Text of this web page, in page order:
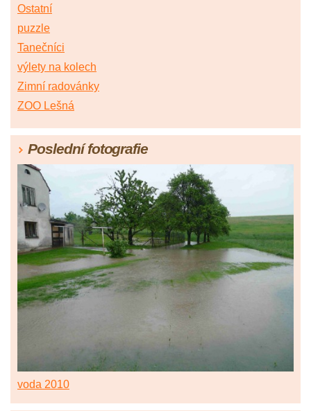
Ostatní
puzzle
Tanečníci
výlety na kolech
Zimní radovánky
ZOO Lešná
Poslední fotografie
voda 2010